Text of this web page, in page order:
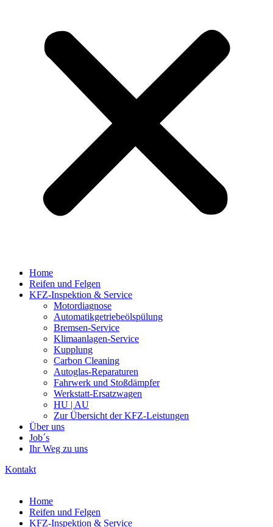
Home
Reifen und Felgen
KFZ-Inspektion & Service
Motordiagnose
Automatikgetriebeölspülung
Bremsen-Service
Klimaanlagen-Service
Kupplung
Carbon Cleaning
Autoglas-Reparaturen
Fahrwerk und Stoßdämpfer
Werkstatt-Ersatzwagen
HU | AU
Zur Übersicht der KFZ-Leistungen
Über uns
Job´s
Ihr Weg zu uns
Kontakt
Home
Reifen und Felgen
KFZ-Inspektion & Service